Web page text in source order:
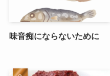
味音痴にならないために